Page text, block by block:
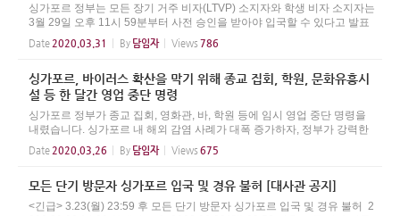
싱가포르 정부는 모든 장기 거주 비자(LTVP) 소지자와 학생 비자 소지자는
3월 29일 오후 11시 59분부터 사전 승인을 받아야 입국할 수 있다고 발표
했습니다. 근래 유치원 관련 코로나19 확진자 26명을 비롯해 싱가포르 내
확진자가 대폭 증가하는 추세를 보...
Date 2020.03.31 By 담임자 Views 786
싱가포르, 바이러스 확산을 막기 위해 종교 집회, 학원, 문화유흥시
설 등 한 달간 영업 중단 명령
싱가포르 정부가 종교 집회, 영화관, 바, 학원 등에 임시 영업 중단 명령을
내렸습니다. 싱가포르 내 해외 감염 사례가 대폭 증가하자, 정부가 강력한
제재에 나섰습니다. 국토개발부 장관은 3월 24일 오후 11시 59분부터 4월
30일까지 싱가포르 기업, 기관, ...
Date 2020.03.26 By 담임자 Views 675
모든 단기 방문자 싱가포르 입국 및 경유 불허 [대사관 공지]
<긴급> 3.23(월) 23:59 후 모든 단기 방문자 싱가포르 입국 및 경유 불허 ​ 2